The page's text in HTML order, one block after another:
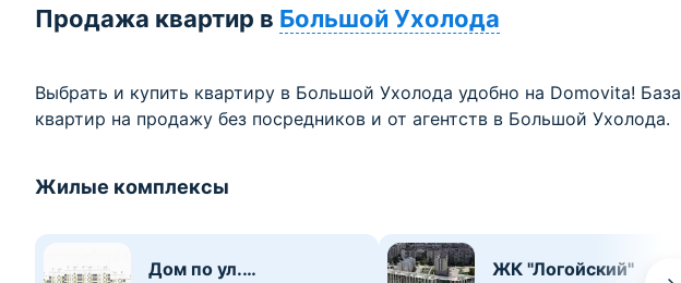
Продажа квартир в Большой Ухолода
Выбрать и купить квартиру в Большой Ухолода удобно на Domovita! База
квартир на продажу без посредников и от агентств в Большой Ухолода.
Жилые комплексы
Дом по ул.
ЖК "Логойский"